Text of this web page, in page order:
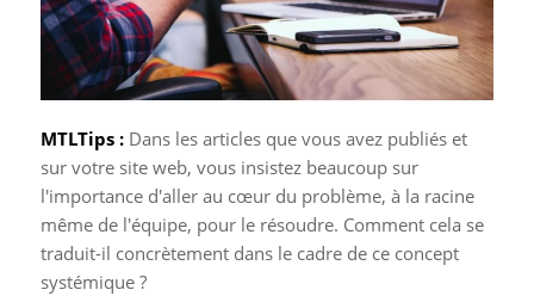
MTLTips :Dans les articles que vous avez publiés et
sur votre site web, vous insistez beaucoup sur
l'importance d'aller au cœur du problème, à la racine
même de l'équipe, pour le résoudre. Comment cela se
traduit-il concrètement dans le cadre de ce concept
systémique ?